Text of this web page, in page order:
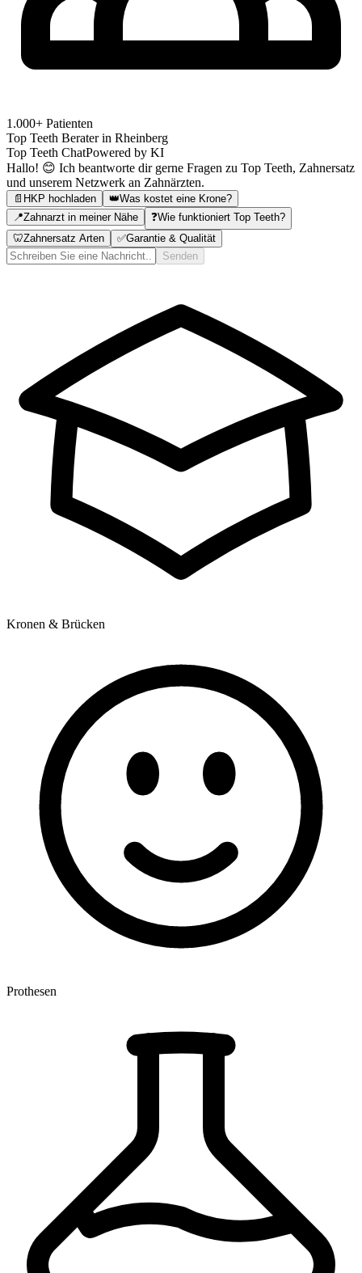
1.000+ Patienten
Top Teeth Berater in Rheinberg
Top Teeth ChatPowered by KI
Hallo! 😊 Ich beantworte dir gerne Fragen zu Top Teeth, Zahnersatz
und unserem Netzwerk an Zahnärzten.
📄 HKP hochladen 👑Was kostet eine Krone?
📍Zahnarzt in meiner Nähe ❓Wie funktioniert Top Teeth?
🦷Zahnersatz Arten ✅Garantie & Qualität
Senden
Kronen & Brücken
Prothesen